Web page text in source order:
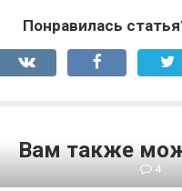
Понравилась
Вам также
4